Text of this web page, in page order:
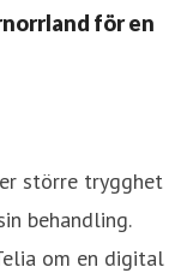
för en
större trygghet
behandling.
om en digital